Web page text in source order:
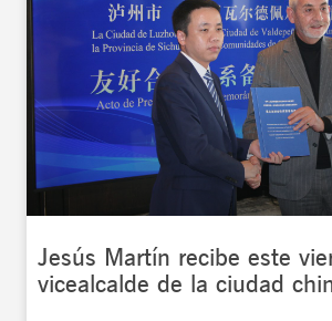
Jesús Martín recibe este
vicealcalde de la ciudad